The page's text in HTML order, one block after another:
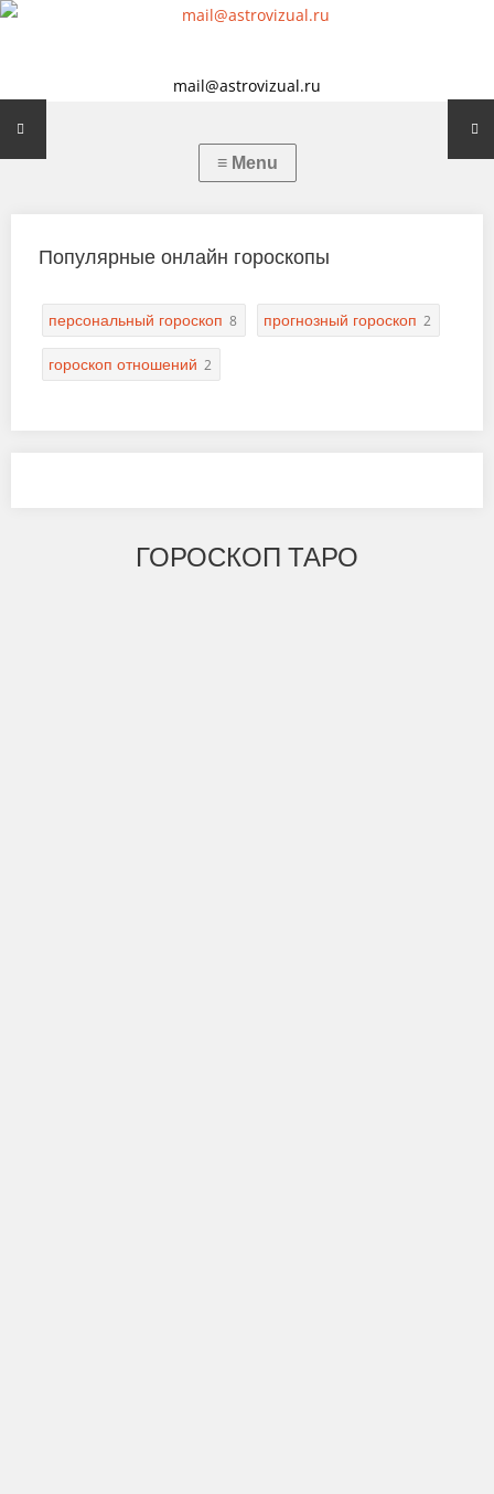
mail@astrovizual.ru
Популярные онлайн гороскопы
персональный гороскоп 8 прогнозный гороскоп 2
гороскоп отношений 2
ГОРОСКОП ТАРО